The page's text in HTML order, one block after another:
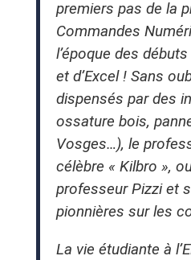
premiers pas de la
Commandes
l’époque des
et d’Excel ! Sans
dispensés par des
ossature bois,
Vosges…), le
célèbre « Kilbro »,
professeur Pizzi et
pionnières sur les
La vie étudiante à